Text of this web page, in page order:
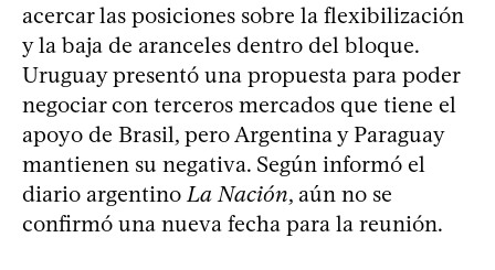
acercar las posiciones sobre la flexibilización
y la baja de aranceles dentro del bloque.
Uruguay presentó una propuesta para poder
negociar con terceros mercados que tiene el
apoyo de Brasil, pero Argentina y Paraguay
mantienen su negativa. Según informó el
diario argentino La Nación, aún no se
confirmó una nueva fecha para la reunión.